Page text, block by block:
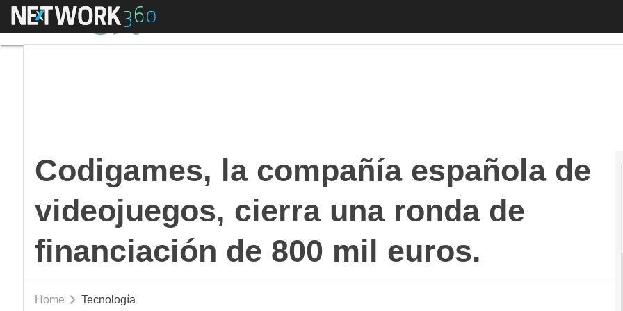
Menú Codigames, la compañía española de videojuegos, cierra una ronda de
Codigames, la compañía española de
videojuegos, cierra una ronda de
financiación de 800 mil euros.
Home Tecnología